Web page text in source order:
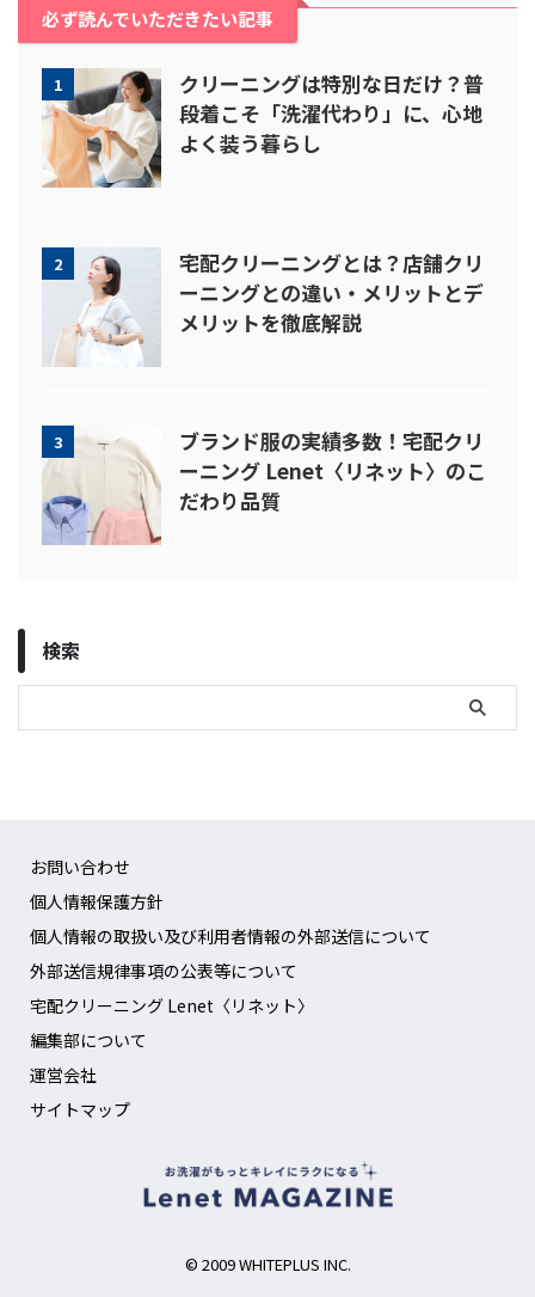
必ず読んでいただきたい記事
1
クリーニングは特別な日だけ？普
段着こそ「洗濯代わり」に、心地
よく装う暮らし
2
宅配クリーニングとは？店舗クリ
ーニングとの違い・メリットとデ
メリットを徹底解説
3
ブランド服の実績多数！宅配クリ
ーニング Lenet〈リネット〉のこ
だわり品質
検索
お問い合わせ
個人情報保護方針
個人情報の取扱い及び利用者情報の外部送信について
外部送信規律事項の公表等について
宅配クリーニング Lenet〈リネット〉
編集部について
運営会社
サイトマップ
© 2009 WHITEPLUS INC.